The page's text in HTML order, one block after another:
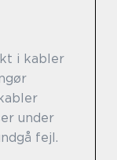
i kabler
under
fejl.